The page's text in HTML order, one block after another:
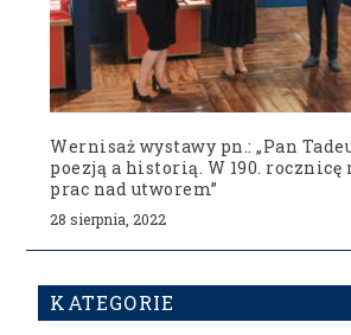
Wernisaż wystawy pn.: „Pan
poezją a historią. W 190. rocznicę
prac nad utworem”
28 sierpnia, 2022
KATEGORIE